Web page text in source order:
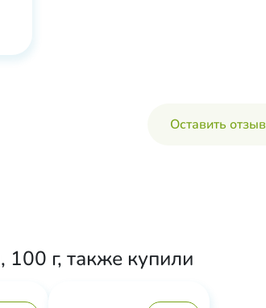
Оставить отзыв
г, также купили